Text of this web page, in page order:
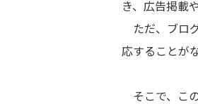
き、広告掲載
ただ、ブロ
応することが
そこで、こ